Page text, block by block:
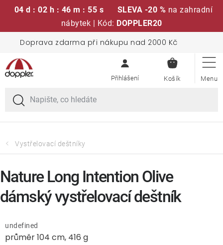
04 d : 02 h : 46 m : 54 s SLEVA -20 % na zahradní
nábytek | Kód: DOPPLER20
obsah
Doprava zdarma při nákupu nad 2000 Kč
KOŠÍK
Sedací soupravy
Slunečníky
Křesla a židle
Lavice a houpačky
Lehátka
Vystřelovací deštníky
průměr 104 cm, 416 g
undefined
Nature Long Intention Olive
dámský vystřelovací deštník